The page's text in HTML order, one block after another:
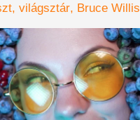
világsztár Bruce Willis
képkvíz